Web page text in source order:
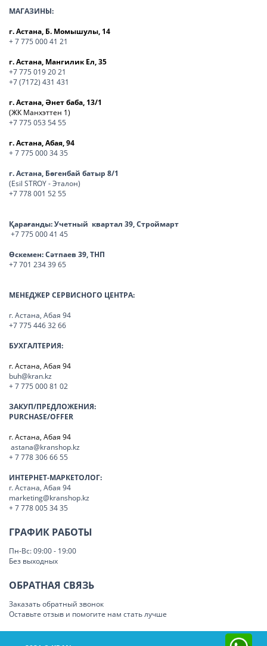
МАГАЗИНЫ:
г. Астана, Б. Момышулы, 14
+ 7 775 000 41 21
г. Астана, Мангилик Ел, 35
+7 775 019 20 21
+7 (7172) 431 431
г. Астана, Әнет баба, 13/1
(ЖК Манхэттен 1)
+7 775 053 54 55
г. Астана, Абая, 94
+ 7 775 000 34 35
г. Астана, Бөгенбай батыр 8/1
(Esil STROY - Эталон)
+7 778 001 52 55
Қарағанды:Учетный квартал 39, Строймарт
+7 775 000 41 45
Өскемен:Сәтпаев 39, ТНП
+7 701 234 39 65
МЕНЕДЖЕР СЕРВИСНОГО ЦЕНТРА:
г. Астана, Абая 94
+7 775 446 32 66
БУХГАЛТЕРИЯ:
г. Астана, Абая 94
buh@kran.kz
+ 7 775 000 81 02
ЗАКУП/ПРЕДЛОЖЕНИЯ:
PURCHASE/OFFER
г. Астана, Абая 94
astana@kranshop.kz
+ 7 778 306 66 55
ИНТЕРНЕТ-МАРКЕТОЛОГ:
г. Астана, Абая 94
marketing@kranshop.kz
+ 7 778 005 34 35
ГРАФИК РАБОТЫ
Пн-Вс: 09:00 - 19:00
Без выходных
ОБРАТНАЯ СВЯЗЬ
Заказать обратный звонок
Оставьте отзыв и помогите нам стать лучше